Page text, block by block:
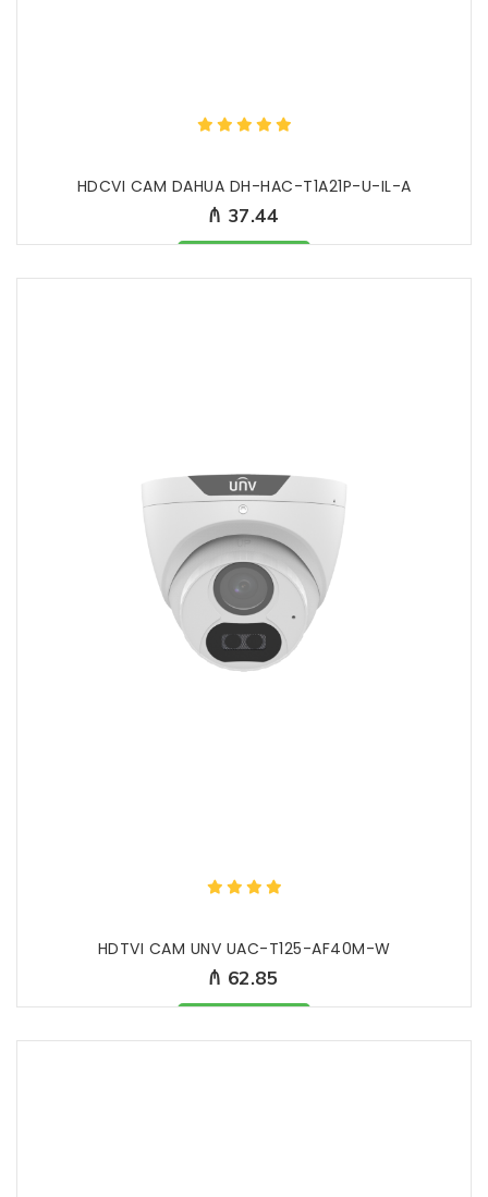
HDCVI CAM DAHUA DH-HAC-T1A21P-U-IL-A
₼ 37.44
Məhsul mövcüddur
HDTVI CAM UNV UAC-T125-AF40M-W
₼ 62.85
Məhsul mövcüddur